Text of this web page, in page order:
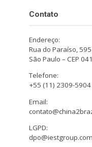
Contato
Endereço:
Rua do Paraíso,
São Paulo – CEP
Telefone:
+55 (11) 2309-5904
Email:
LGPD:
dpo@iestgroup.com